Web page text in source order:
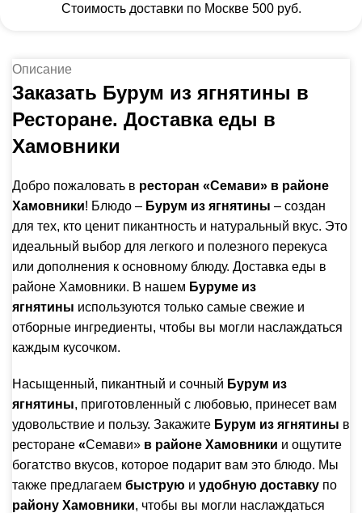
Стоимость доставки по Москве 500 руб.
Описание
Заказать Бурум из ягнятины в
Ресторане. Доставка еды в
Хамовники
Добро пожаловать в ресторан «Семави» в районе
Хамовники! Блюдо – Бурум из ягнятины – создан
для тех, кто ценит пикантность и натуральный вкус. Это
идеальный выбор для легкого и полезного перекуса
или дополнения к основному блюду. Доставка еды в
районе Хамовники. В нашем Буруме из
ягнятины используются только самые свежие и
отборные ингредиенты, чтобы вы могли наслаждаться
каждым кусочком.
Насыщенный, пикантный и сочный Бурум из
ягнятины, приготовленный с любовью, принесет вам
удовольствие и пользу. Закажите Бурум из ягнятины в
ресторане «Семави» в районе Хамовники и ощутите
богатство вкусов, которое подарит вам это блюдо. Мы
также предлагаем быструю и удобную доставку по
району Хамовники, чтобы вы могли наслаждаться